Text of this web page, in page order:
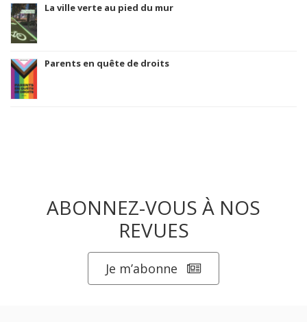
La ville verte au pied du mur
Parents en quête de droits
ABONNEZ-VOUS À NOS
REVUES
Je m’abonne